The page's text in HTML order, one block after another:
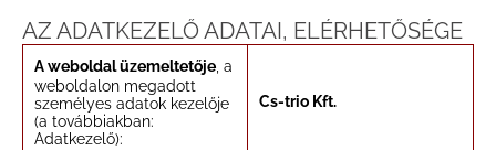
AZ ADATKEZELŐ ADATAI, ELÉRHETŐSÉGE
A weboldal üzemeltetője , a
weboldalon megadott
személyes adatok kezelője
(a továbbiakban:
Adatkezelő):
Cs-trio Kft.